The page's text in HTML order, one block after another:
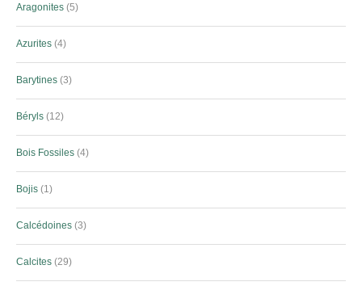
Aragonites 5
Azurites 4
Barytines 3
Béryls 12
Bois Fossiles 4
Bojis 1
Calcédoines 3
Calcites 29